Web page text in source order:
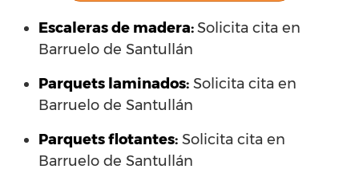
Escaleras de madera:Solicita cita en
Barruelo de Santullán
Parquets laminados: Solicita cita en
Barruelo de Santullán
Parquets flotantes: Solicita cita en
Barruelo de Santullán